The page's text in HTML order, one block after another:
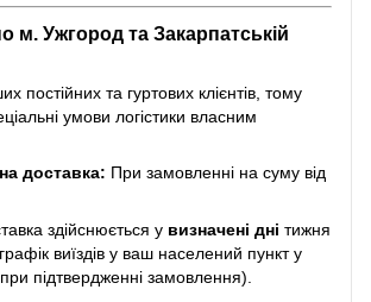
м. Ужгород та Закарпатській
постійних та гуртових клієнтів, тому
умови логістики власним
доставка: При замовленні на суму від
здійснюється у визначені дні тижня
виїздів у ваш населений пункт у
підтвердженні замовлення).